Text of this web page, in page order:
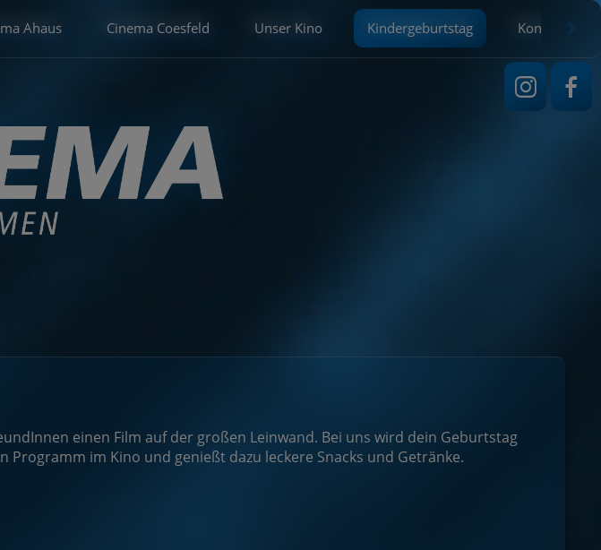
Ahaus Cinema Coesfeld Unser Kino Kindergeburtstag Kontakt
einen Film auf der großen Leinwand. Bei uns wird dein Geburtstag
im Kino und genießt dazu leckere Snacks und Getränke.